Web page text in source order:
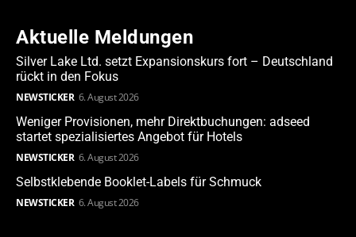
Aktuelle Meldungen
Silver Lake Ltd. setzt Expansionskurs fort – Deutschland
rückt in den Fokus
NEWSTICKER 6. August 2026
Weniger Provisionen, mehr Direktbuchungen: adseed
startet spezialisiertes Angebot für Hotels
NEWSTICKER 6. August 2026
Selbstklebende Booklet-Labels für Schmuck
NEWSTICKER 6. August 2026